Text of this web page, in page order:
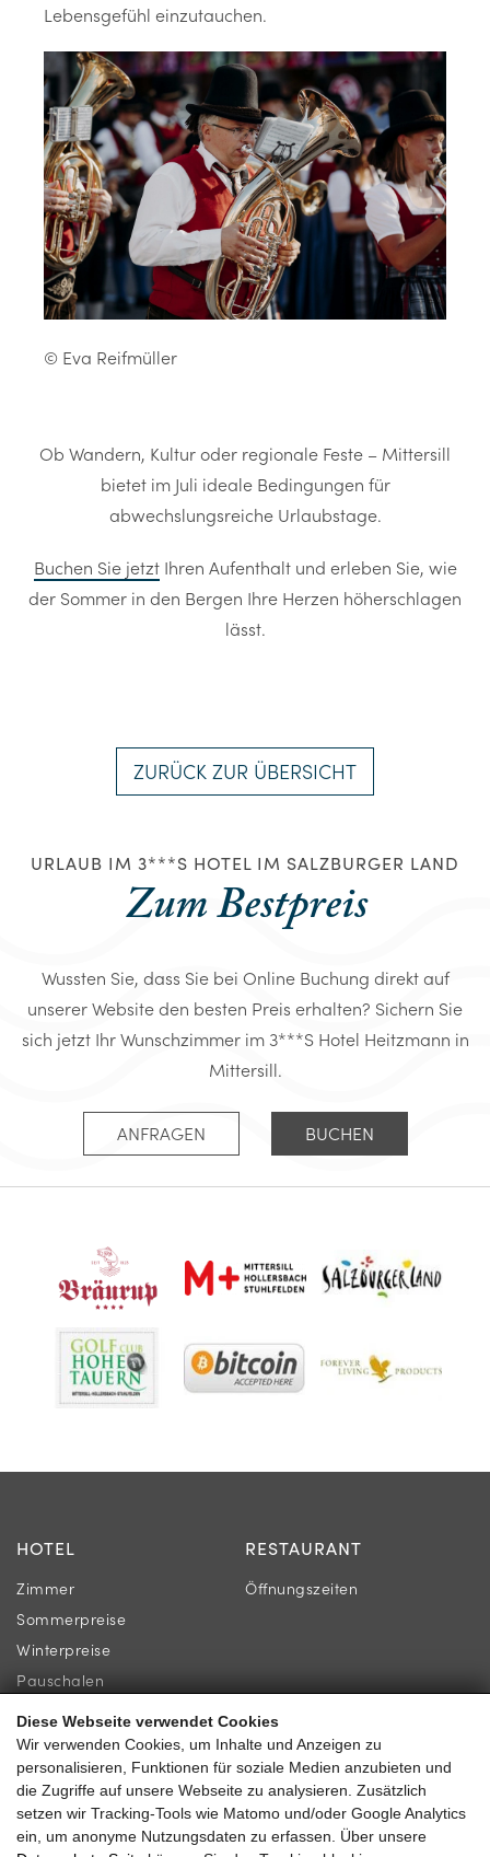
Diese Webseite verwendet Cookies
Wir verwenden Cookies, um Inhalte und Anzeigen zu
personalisieren, Funktionen für soziale Medien anzubieten und
die Zugriffe auf unsere Webseite zu analysieren. Zusätzlich
setzen wir Tracking-Tools wie Matomo und/oder Google Analytics
ein, um anonyme Nutzungsdaten zu erfassen. Über unsere
Lebensgefühl einzutauchen.
© Eva Reifmüller
Ob Wandern, Kultur oder regionale Feste – Mittersill
bietet im Juli ideale Bedingungen für
abwechslungsreiche Urlaubstage.
Buchen Sie jetztIhren Aufenthalt und erleben Sie, wie
der Sommer in den Bergen Ihre Herzen höherschlagen
lässt.
ZURÜCK ZUR ÜBERSICHT
URLAUB IM 3***S HOTEL IM SALZBURGER LAND
Zum Bestpreis
Wussten Sie, dass Sie bei Online Buchung direkt auf
unserer Website den besten Preis erhalten? Sichern Sie
sich jetzt Ihr Wunschzimmer im 3***S Hotel Heitzmann in
Mittersill.
ANFRAGEN BUCHEN
HOTEL
Zimmer
Sommerpreise
Winterpreise
Pauschalen
RESTAURANT
Öffnungszeiten
INFORMATION
Newsletter
Lage & Anreise
Gästebewertungen
KONTAKT
Familie Gassner
Kirchgasse 9
5730 Mittersill